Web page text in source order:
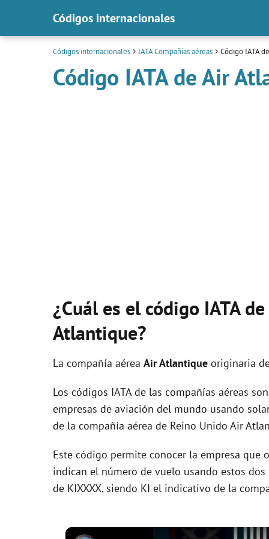
Códigos internacionales
Códigos internacionales IATA Compañías aéreas Código IATA
Código IATA de Air
¿Cuál es el código IATA
Atlantique?
La compañía aérea Air Atlantique originaria
Los códigos IATA de las compañías aéreas
empresas de aviación del mundo usando
de la compañía aérea de Reino Unido Air
Este código permite conocer la empresa
indican el número de vuelo usando estos
de KIXXXX, siendo KI el indicativo de la